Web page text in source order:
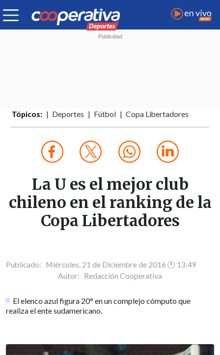
Tópicos: Deportes Fútbol Copa Libertadores
La U es el mejor club
chileno en el ranking de la
Copa Libertadores
Publicado: Miércoles, 21 de Diciembre de 2016 🕐 13:49
Autor: Redacción Cooperativa
El elenco azul figura 20° en un complejo cómputo que
realiza el ente sudamericano.